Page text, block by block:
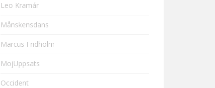
Leo Kramár
Månskensdans
Marcus Fridholm
MojUppsats
Occident